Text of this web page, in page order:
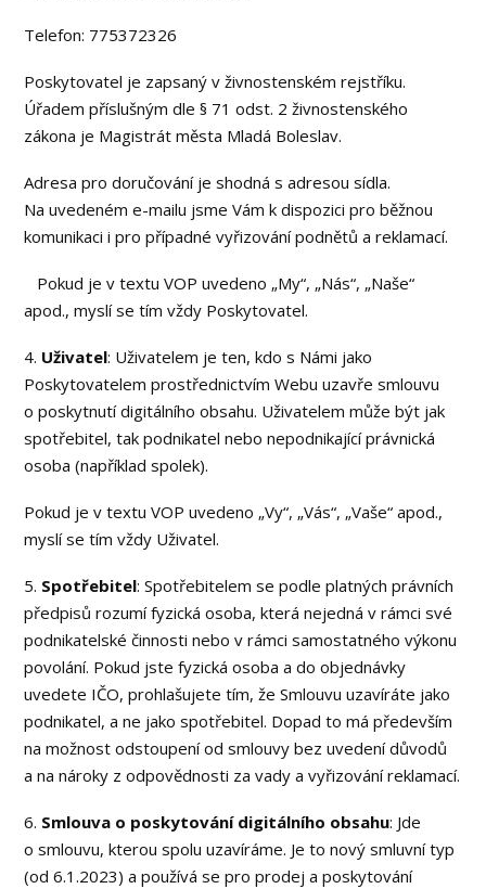
Telefon: 775372326
Poskytovatel je zapsaný v živnostenském rejstříku.
Úřadem příslušným dle § 71 odst. 2 živnostenského
zákona je Magistrát města Mladá Boleslav.
Adresa pro doručování je shodná s adresou sídla.
Na uvedeném e-mailu jsme Vám k dispozici pro běžnou
komunikaci i pro případné vyřizování podnětů a reklamací.
Pokud je v textu VOP uvedeno „My“, „Nás“, „Naše“
apod., myslí se tím vždy Poskytovatel.
4. Uživatel: Uživatelem je ten, kdo s Námi jako
Poskytovatelem prostřednictvím Webu uzavře smlouvu
o poskytnutí digitálního obsahu. Uživatelem může být jak
spotřebitel, tak podnikatel nebo nepodnikající právnická
osoba (například spolek).
Pokud je v textu VOP uvedeno „Vy“, „Vás“, „Vaše“ apod.,
myslí se tím vždy Uživatel.
5. Spotřebitel: Spotřebitelem se podle platných právních
předpisů rozumí fyzická osoba, která nejedná v rámci své
podnikatelské činnosti nebo v rámci samostatného výkonu
povolání. Pokud jste fyzická osoba a do objednávky
uvedete IČO, prohlašujete tím, že Smlouvu uzavíráte jako
podnikatel, a ne jako spotřebitel. Dopad to má především
na možnost odstoupení od smlouvy bez uvedení důvodů
a na nároky z odpovědnosti za vady a vyřizování reklamací.
6. Smlouva o poskytování digitálního obsahu: Jde
o smlouvu, kterou spolu uzavíráme. Je to nový smluvní typ
(od 6.1.2023) a používá se pro prodej a poskytování